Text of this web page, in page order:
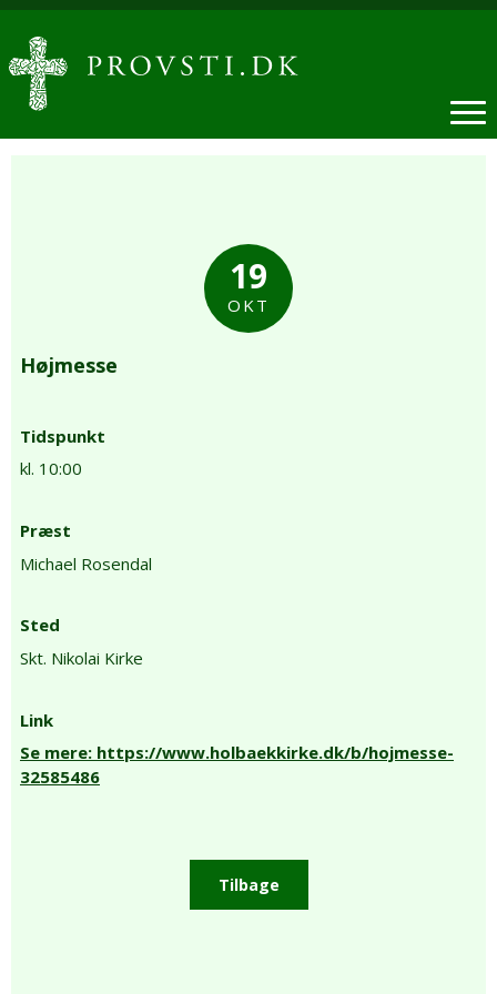
19
OKT
Højmesse
Tidspunkt
kl. 10:00
Præst
Michael Rosendal
Sted
Skt. Nikolai Kirke
Link
Se mere: https://www.holbaekkirke.dk/b/hojmesse-
32585486
Tilbage